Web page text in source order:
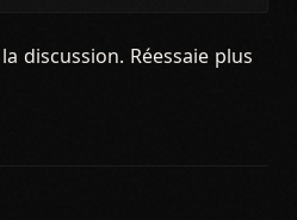
discussion. Réessaie plus